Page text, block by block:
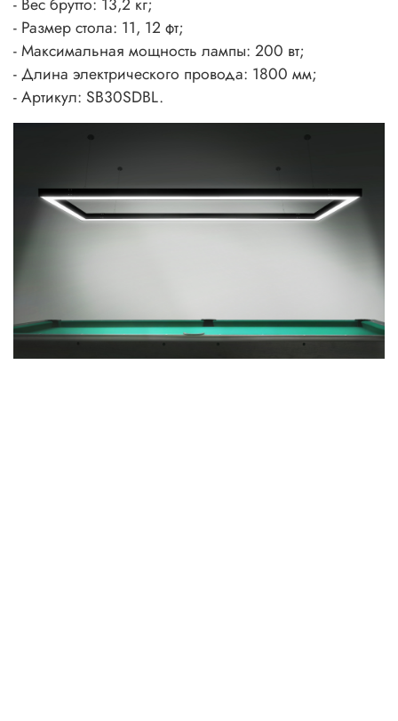
- Размер стола: 11, 12 фт;
- Максимальная мощность лампы: 200 вт;
- Длина электрического провода: 1800 мм;
- Артикул: SB30SDBL.